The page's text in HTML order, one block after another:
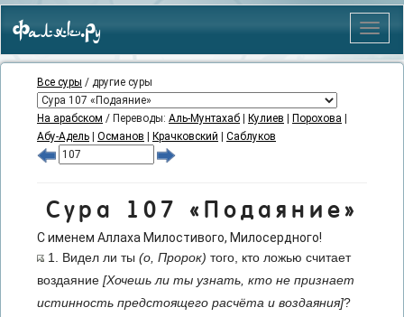
Меню
Фаляк.Ру
Все суры / другие суры
На арабском / Переводы: Аль-Мунтахаб Кулиев Порохова
Абу-Адель
Османов Крачковский Саблуков
Сура 107 «Подаяние»
С именем Аллаха Милостивого, Милосердного!
1. Видел ли ты (о, Пророк) того, кто ложью считает
воздаяние [Хочешь ли ты узнать, кто не признает
истинность предстоящего расчёта и воздаяния]?